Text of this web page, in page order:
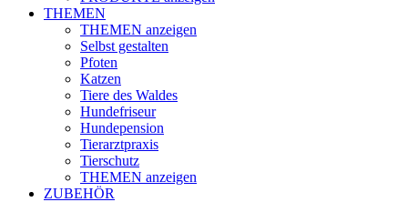
THEMEN
THEMEN anzeigen
Selbst gestalten
Pfoten
Katzen
Tiere des Waldes
Hundefriseur
Hundepension
Tierarztpraxis
Tierschutz
THEMEN anzeigen
ZUBEHÖR